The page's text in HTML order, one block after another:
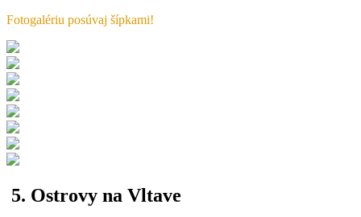
Fotogalériu posúvaj šípkami!
5. Ostrovy na Vltave